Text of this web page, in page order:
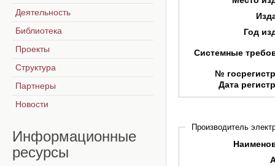
Год
Системные
№
Дата
Производитель
Деятельность
Библиотека
Проекты
Структура
Партнеры
Новости
Информационные
ресурсы